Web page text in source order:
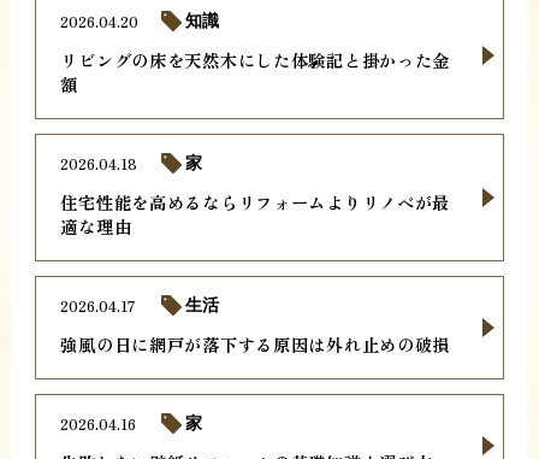
リビングの床を天然木にした体験記と掛かった金
額
2026.04.20 知識
住宅性能を高めるならリフォームよりリノベが最
適な理由
2026.04.18 家
強風の日に網戸が落下する原因は外れ止めの破損
2026.04.17 生活
2026.04.16 家